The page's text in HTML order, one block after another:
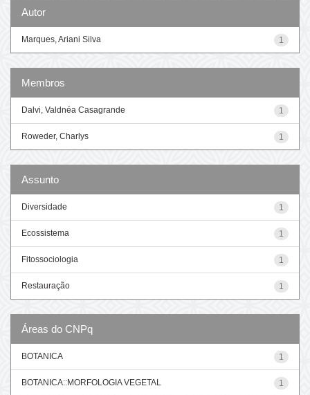
Autor
1
Marques, Ariani Silva
Membros
1
Dalvi, Valdnéa Casagrande
1
Roweder, Charlys
Assunto
1
Diversidade
1
Ecossistema
1
Fitossociologia
1
Restauração
Áreas do CNPq
1
BOTANICA
1
BOTANICA::MORFOLOGIA VEGETAL